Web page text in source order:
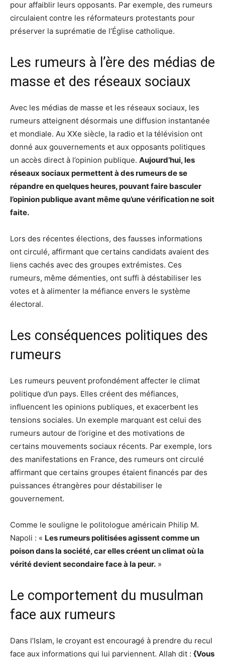
pour affaiblir leurs opposants. Par exemple, des rumeurs
circulaient contre les réformateurs protestants pour
préserver la suprématie de l’Église catholique.
Les rumeurs à l’ère des médias de
masse et des réseaux sociaux
Avec les médias de masse et les réseaux sociaux, les
rumeurs atteignent désormais une diffusion instantanée
et mondiale. Au XXe siècle, la radio et la télévision ont
donné aux gouvernements et aux opposants politiques
un accès direct à l’opinion publique. Aujourd’hui, les
réseaux sociaux permettent à des rumeurs de se
répandre en quelques heures, pouvant faire basculer
l’opinion publique avant même qu’une vérification ne soit
faite.
Lors des récentes élections, des fausses informations
ont circulé, affirmant que certains candidats avaient des
liens cachés avec des groupes extrémistes. Ces
rumeurs, même démenties, ont suffi à déstabiliser les
votes et à alimenter la méfiance envers le système
électoral.
Les conséquences politiques des
rumeurs
Les rumeurs peuvent profondément affecter le climat
politique d’un pays. Elles créent des méfiances,
influencent les opinions publiques, et exacerbent les
tensions sociales. Un exemple marquant est celui des
rumeurs autour de l’origine et des motivations de
certains mouvements sociaux récents. Par exemple, lors
des manifestations en France, des rumeurs ont circulé
affirmant que certains groupes étaient financés par des
puissances étrangères pour déstabiliser le
gouvernement.
Comme le souligne le politologue américain Philip M.
Napoli : « Les rumeurs politisées agissent comme un
poison dans la société, car elles créent un climat où la
vérité devient secondaire face à la peur. »
Le comportement du musulman
face aux rumeurs
Dans l’Islam, le croyant est encouragé à prendre du recul
face aux informations qui lui parviennent. Allah dit : {Vous